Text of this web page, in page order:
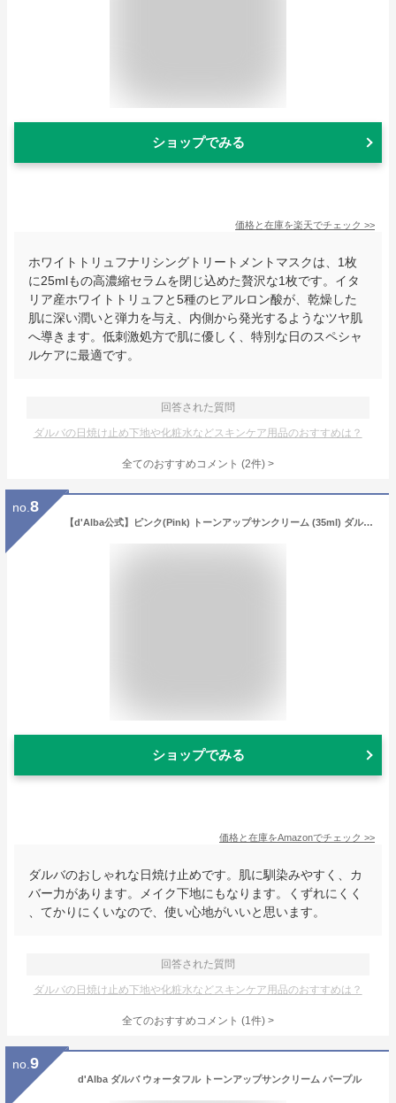
ショップでみる
価格と在庫を楽天でチェック >>
ホワイトトリュフナリシングトリートメントマスクは、1枚
に25mlもの高濃縮セラムを閉じ込めた贅沢な1枚です。イタ
リア産ホワイトトリュフと5種のヒアルロン酸が、乾燥した
肌に深い潤いと弾力を与え、内側から発光するようなツヤ肌
へ導きます。低刺激処方で肌に優しく、特別な日のスペシャ
ルケアに最適です。
回答された質問
ダルバの日焼け止め下地や化粧水などスキンケア用品のおすすめは？
全てのおすすめコメント (2件) >
no. 8
【d'Alba公式】ピンク(Pink) トーンアップサンクリーム (35ml) ダルバ 化粧下地 崩れにくい テカリにくい 日焼け止め ベースメイク カバーアップ
ショップでみる
価格と在庫をAmazonでチェック >>
ダルバのおしゃれな日焼け止めです。肌に馴染みやすく、カ
バー力があります。メイク下地にもなります。くずれにくく
、てかりにくいなので、使い心地がいいと思います。
回答された質問
ダルバの日焼け止め下地や化粧水などスキンケア用品のおすすめは？
全てのおすすめコメント (1件) >
no. 9
d'Alba ダルバ ウォータフル トーンアップサンクリーム パープル